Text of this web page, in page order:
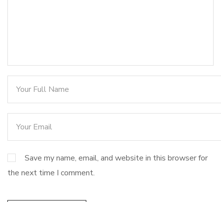
Save my name, email, and website in this browser for
the next time I comment.